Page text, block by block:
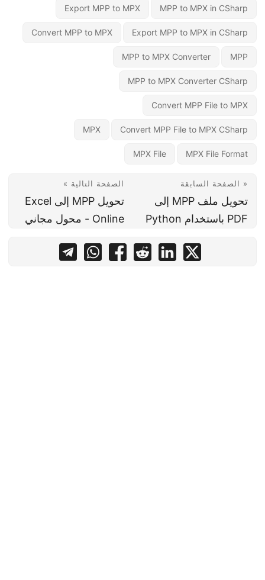
MPP to MPX in CSharp
Export MPP to MPX
Export MPP to MPX in CSharp
Convert MPP to MPX
MPP
MPP to MPX Converter
MPP to MPX Converter CSharp
Convert MPP File to MPX
Convert MPP File to MPX CSharp
MPX
MPX File Format
MPX File
« الصفحة السابقة
تحويل ملف MPP إلى
PDF باستخدام Python
الصفحة التالية »
تحويل MPP إلى Excel
Online - محول مجاني